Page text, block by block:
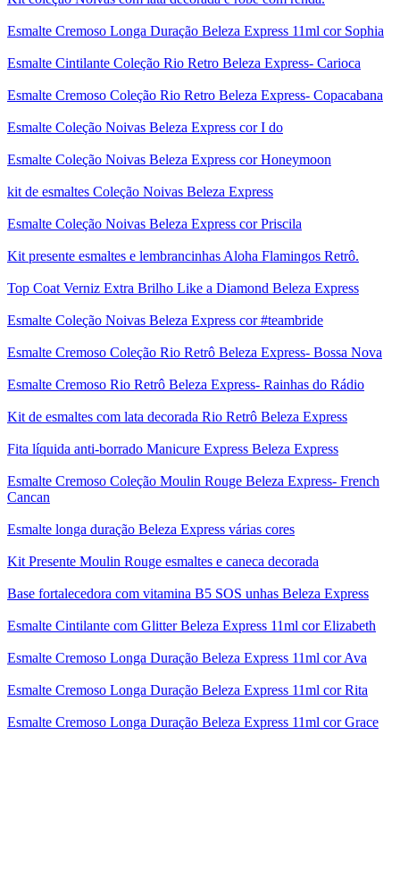
Esmalte Cremoso Longa Duração Beleza Express 11ml cor Sophia
Esmalte Cintilante Coleção Rio Retro Beleza Express- Carioca
Esmalte Cremoso Coleção Rio Retro Beleza Express- Copacabana
Esmalte Coleção Noivas Beleza Express cor I do
Esmalte Coleção Noivas Beleza Express cor Honeymoon
kit de esmaltes Coleção Noivas Beleza Express
Esmalte Coleção Noivas Beleza Express cor Priscila
Kit presente esmaltes e lembrancinhas Aloha Flamingos Retrô.
Top Coat Verniz Extra Brilho Like a Diamond Beleza Express
Esmalte Coleção Noivas Beleza Express cor #teambride
Esmalte Cremoso Coleção Rio Retrô Beleza Express- Bossa Nova
Esmalte Cremoso Rio Retrô Beleza Express- Rainhas do Rádio
Kit de esmaltes com lata decorada Rio Retrô Beleza Express
Fita líquida anti-borrado Manicure Express Beleza Express
Esmalte Cremoso Coleção Moulin Rouge Beleza Express- French
Cancan
Esmalte longa duração Beleza Express várias cores
Kit Presente Moulin Rouge esmaltes e caneca decorada
Base fortalecedora com vitamina B5 SOS unhas Beleza Express
Esmalte Cintilante com Glitter Beleza Express 11ml cor Elizabeth
Esmalte Cremoso Longa Duração Beleza Express 11ml cor Ava
Esmalte Cremoso Longa Duração Beleza Express 11ml cor Rita
Esmalte Cremoso Longa Duração Beleza Express 11ml cor Grace